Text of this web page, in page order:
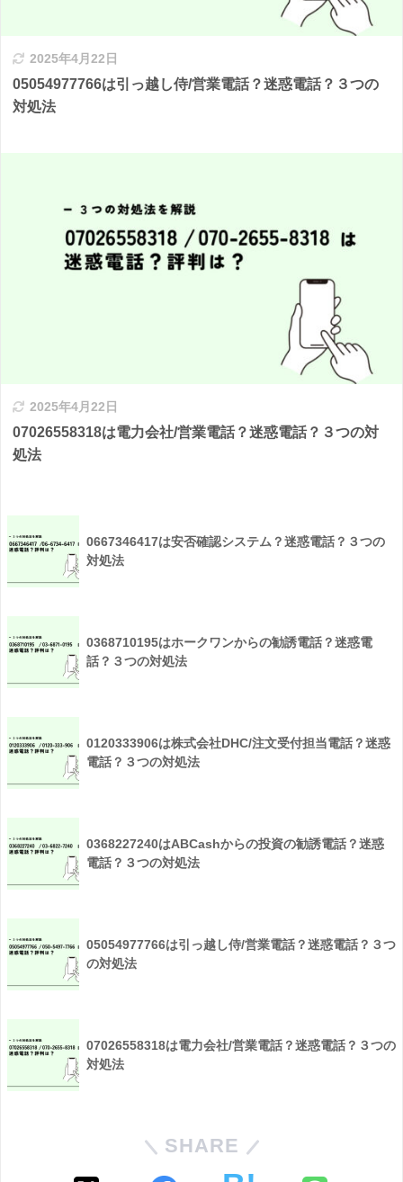
2025年4月22日
05054977766は引っ越し侍/営業電話？迷惑電話？３つの
対処法
2025年4月22日
07026558318は電力会社/営業電話？迷惑電話？３つの対
処法
0667346417は安否確認システム？迷惑電話？３つの
対処法
0368710195はホークワンからの勧誘電話？迷惑電
話？３つの対処法
0120333906は株式会社DHC/注文受付担当電話？迷惑
電話？３つの対処法
0368227240はABCashからの投資の勧誘電話？迷惑
電話？３つの対処法
05054977766は引っ越し侍/営業電話？迷惑電話？３つ
の対処法
07026558318は電力会社/営業電話？迷惑電話？３つの
対処法
SHARE